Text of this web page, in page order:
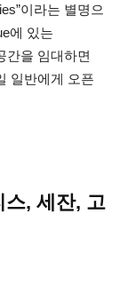
이라는 별명으
에 있는
간을 임대하면
일반에게 오픈
, 세잔, 고